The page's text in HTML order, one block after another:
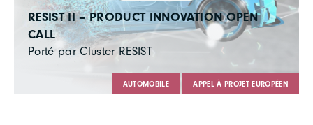
RESIST II – PRODUCT INNOVATION OPEN
CALL
Porté par Cluster RESIST
AUTOMOBILE APPEL À PROJET EUROPÉEN